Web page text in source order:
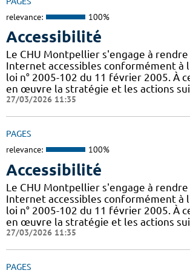
relevance: 100%
Accessibilité
Le CHU Montpellier s'engage à rendre
Internet accessibles conformément à
loi n° 2005-102 du 11 février 2005. À
en œuvre la stratégie et les actions
27/03/2026 11:35
PAGES
relevance: 100%
Accessibilité
Le CHU Montpellier s'engage à rendre
Internet accessibles conformément à
loi n° 2005-102 du 11 février 2005. À
en œuvre la stratégie et les actions
27/03/2026 11:35
PAGES